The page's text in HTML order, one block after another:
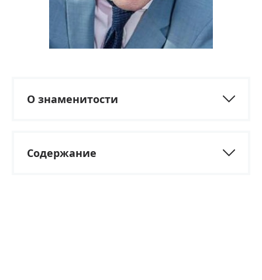
О знаменитости
Содержание